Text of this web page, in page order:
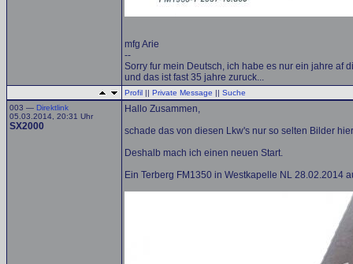
mfg Arie
--
Sorry fur mein Deutsch, ich habe es nur ein jahre af
und das ist fast 35 jahre zuruck...
Profil || Private Message || Suche
003 — Direktlink
05.03.2014, 20:31 Uhr
SX2000
Hallo Zusammen,
schade das von diesen Lkw's nur so selten Bilder
Deshalb mach ich einen neuen Start.
Ein Terberg FM1350 in Westkapelle NL 28.02.2014